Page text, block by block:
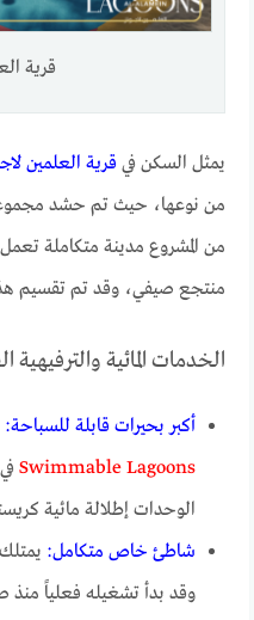
قرية
يمثل السكن في قرية العلمين
من نوعها، حيث تم حشد
من المشروع مدينة متكاملة
منتجع صيفي، وقد تم تقسيم
الخدمات المائية والترفيهية
أكبر بحيرات قابلة للسباحة:
Swimmable Lagoons
الوحدات إطلالة مائية
شاطئ خاص متكامل:
وقد بدأ تشغيله فعلياً